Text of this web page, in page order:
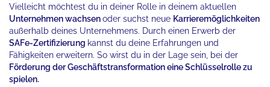
Vielleicht möchtest du in deiner Rolle in deinem aktuellen
Unternehmen wachsenoder suchst neue Karrieremöglichkeiten
außerhalb deines Unternehmens. Durch einen Erwerb der
SAFe-Zertifizierung kannst du deine Erfahrungen und
Fähigkeiten erweitern. So wirst du in der Lage sein, bei der
Förderung der Geschäftstransformation eine Schlüsselrolle zu
spielen.